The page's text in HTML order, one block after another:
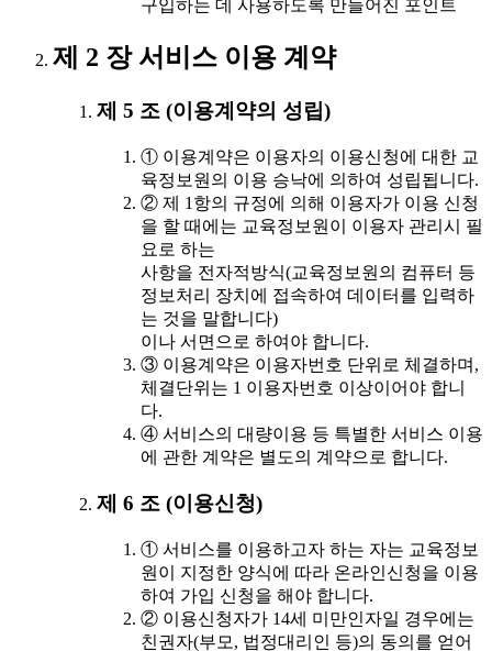
구입하는 데 사용하도록 만들어진 포인트
제 2 장 서비스 이용 계약
제 5 조 (이용계약의 성립)
① 이용계약은 이용자의 이용신청에 대한 교
육정보원의 이용 승낙에 의하여 성립됩니다.
② 제 1항의 규정에 의해 이용자가 이용 신청
을 할 때에는 교육정보원이 이용자 관리시 필
요로 하는
사항을 전자적방식(교육정보원의 컴퓨터 등
정보처리 장치에 접속하여 데이터를 입력하
는 것을 말합니다)
이나 서면으로 하여야 합니다.
③ 이용계약은 이용자번호 단위로 체결하며,
체결단위는 1 이용자번호 이상이어야 합니
다.
④ 서비스의 대량이용 등 특별한 서비스 이용
에 관한 계약은 별도의 계약으로 합니다.
제 6 조 (이용신청)
① 서비스를 이용하고자 하는 자는 교육정보
원이 지정한 양식에 따라 온라인신청을 이용
하여 가입 신청을 해야 합니다.
② 이용신청자가 14세 미만인자일 경우에는
친권자(부모, 법정대리인 등)의 동의를 얻어